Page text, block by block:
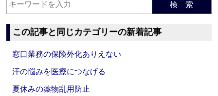
検 索
この記事と同じカテゴリーの新着記事
窓口業務の保険外化ありえない
汗の悩みを医療につなげる
夏休みの薬物乱用防止